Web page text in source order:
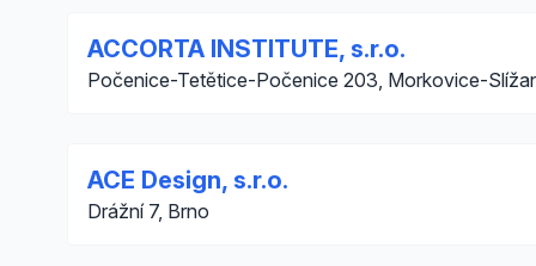
ACCORTA INSTITUTE, s.r.o.
Počenice-Tetětice-Počenice 203, Morkovice-
ACE Design, s.r.o.
Drážní 7, Brno